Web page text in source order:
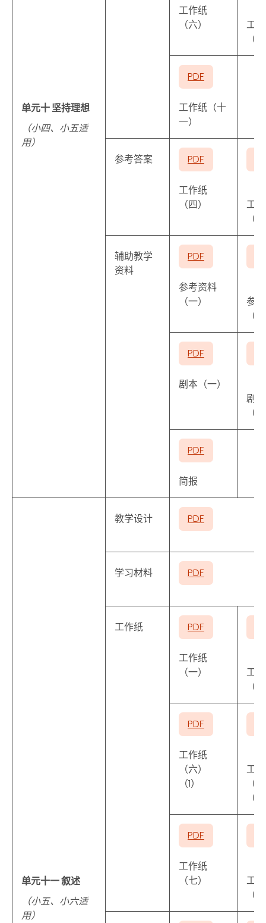
单元十 坚持理想
（小四、小五适
用）
工作纸
（六）
工
（
PDF
工作纸（十
一）
参考答案 PDF
工作纸
（四）
工
（
辅助教学
资料
PDF
参考资料
（一）
参
（
PDF
剧本（一）
剧本
（
PDF
简报
单元十一 叙述
（小五、小六适
用）
教学设计 PDF
学习材料 PDF
工作纸 PDF
工作纸
（一）
工
（
PDF
工作纸
（六）
（1）
工
（
（
PDF
工作纸
（七）
工
（